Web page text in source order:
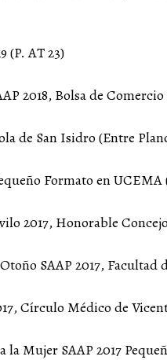
(P. AT 23)
2018, Bolsa de
de San Isidro (Entre
Formato en UCEMA
2017, Honorable
SAAP 2017, Facultad
Círculo Médico de
Mujer SAAP 2017